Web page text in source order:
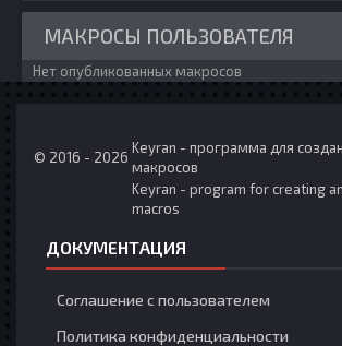
МАКРОСЫ ПОЛЬЗОВАТЕЛЯ
Нет опубликованных макросов
© 2016 - 2026
Keyran - программа для
макросов
Keyran - program for creating
macros
ДОКУМЕНТАЦИЯ
Соглашение с пользователем
Политика конфиденциальности